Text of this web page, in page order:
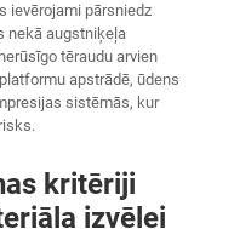
ievērojami pārsniedz
nekā augstniķeļa
tēraudu arvien
apstrādē, ūdens
sistēmās, kur
kritēriji
izvēlei